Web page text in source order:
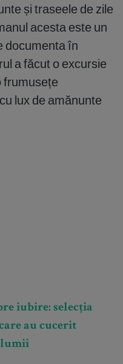
și traseele de zile
acesta este un
documenta în
a făcut o excursie
frumusețe
lux de amănunte
iubire: selecția
au cucerit